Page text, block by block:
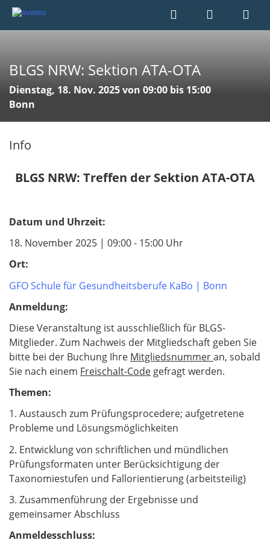
BLGS NRW: Sektion ATA-OTA
Dienstag, 18. Nov. 2025 von 09:00 bis 15:00
Bonn
Info
BLGS NRW: Treffen der Sektion ATA-OTA
Datum und Uhrzeit:
18. November 2025 | 09:00 - 15:00 Uhr
Ort:
GFO Schule für Gesundheitsberufe KaBo | Bonn
Anmeldung:
Diese Veranstaltung ist ausschließlich für BLGS-
Mitglieder. Zum Nachweis der Mitgliedschaft geben Sie
bitte bei der Buchung Ihre Mitgliedsnummeran, sobald
Sie nach einem Freischalt-Code gefragt werden.
Themen:
1. Austausch zum Prüfungsprocedere; aufgetretene
Probleme und Lösungsmöglichkeiten
2. Entwicklung von schriftlichen und mündlichen
Prüfungsformaten unter Berücksichtigung der
Taxonomiestufen und Fallorientierung (arbeitsteilig)
3. Zusammenführung der Ergebnisse und
gemeinsamer Abschluss
Anmeldesschluss: